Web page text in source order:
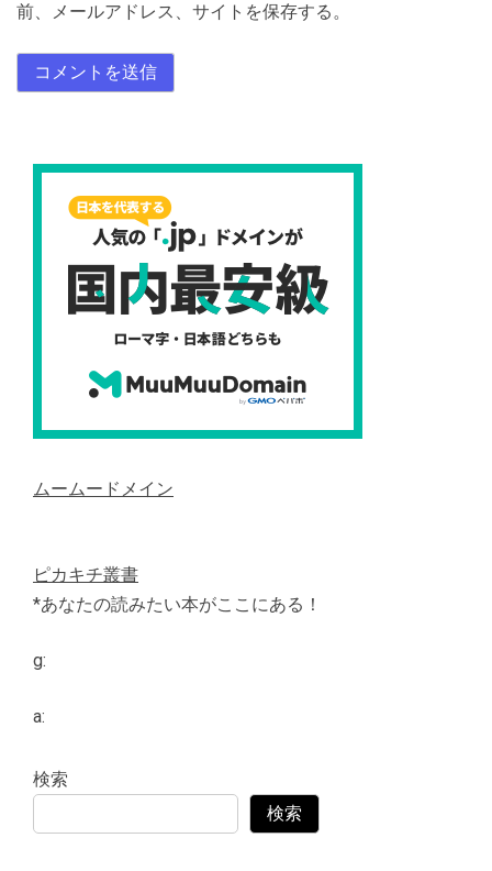
前、メールアドレス、サイトを保存する。
ムームードメイン
ピカキチ叢書
*あなたの読みたい本がここにある！
g:
a:
検索
検索